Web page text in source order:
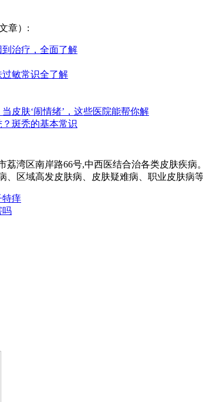
章）:
治疗，全面了解
敏常识全了解
皮肤‘闹情绪’，这些医院能帮你解
斑秃的基本常识
荔湾区南岸路66号,中西医结合治各类皮肤疾
、区域高发皮肤病、皮肤疑难病、职业皮肤病等
特痒
吗